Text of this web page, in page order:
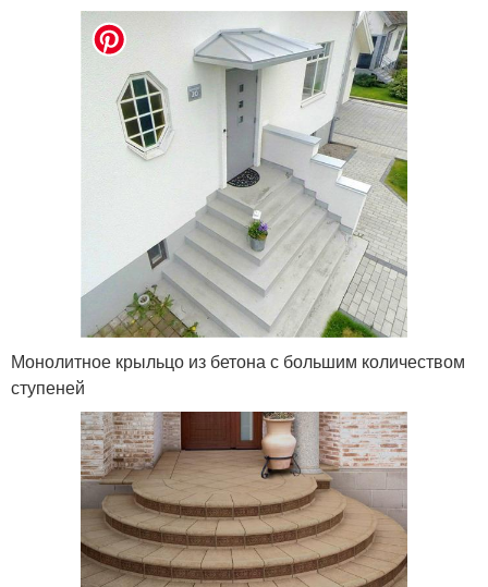
Монолитное крыльцо из бетона с большим количеством
ступеней